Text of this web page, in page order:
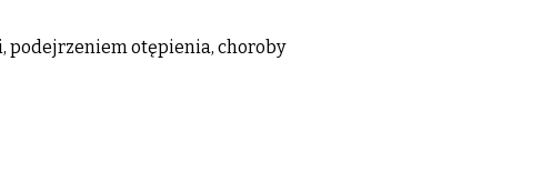
podejrzeniem otępienia, choroby